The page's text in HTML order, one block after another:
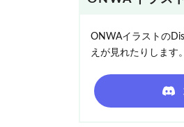
ONWAイラストの
えが見れたりします